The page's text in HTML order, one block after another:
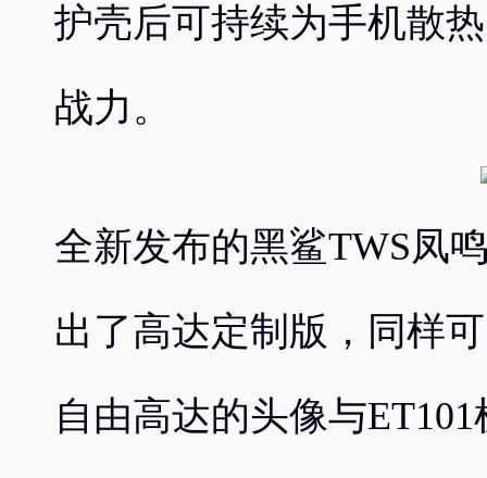
护壳后可持续为手机散
战力。
全新发布的黑鲨TWS凤
出了高达定制版，同样
自由高达的头像与